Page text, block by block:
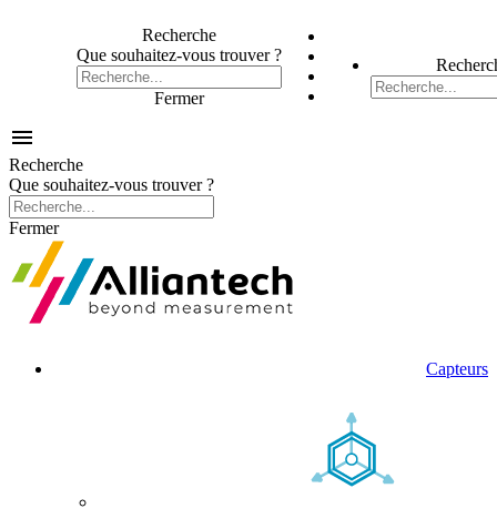
Recherche
Que souhaitez-vous trouver ?
Fermer

Recherche
Que souhaitez-vous trouver ?
Fermer
Capteurs